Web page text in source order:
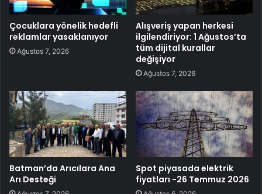
Çocuklara yönelik hedefli
reklamlar yasaklanıyor
Ağustos 7, 2026
Alışveriş yapan herkesi
ilgilendiriyor: 1 Ağustos’ta
tüm dijital kurallar
değişiyor
Ağustos 7, 2026
Batman’da Arıcılara Ana
Arı Desteği
Spot piyasada elektrik
fiyatları -26 Temmuz 2026